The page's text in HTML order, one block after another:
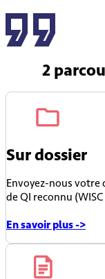
2
Sur dossier
Envoyez-nous votre
de QI reconnu
En savoir plus ->